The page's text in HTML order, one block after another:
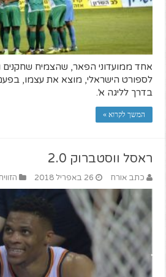
אחד ממועדוני הפאר, שהצמיח שחקנים
בדרך לליגה א'.
המשך לקרוא »
ראסל ווסטברוק 2.0
כתב אורח 26 באפריל 2018